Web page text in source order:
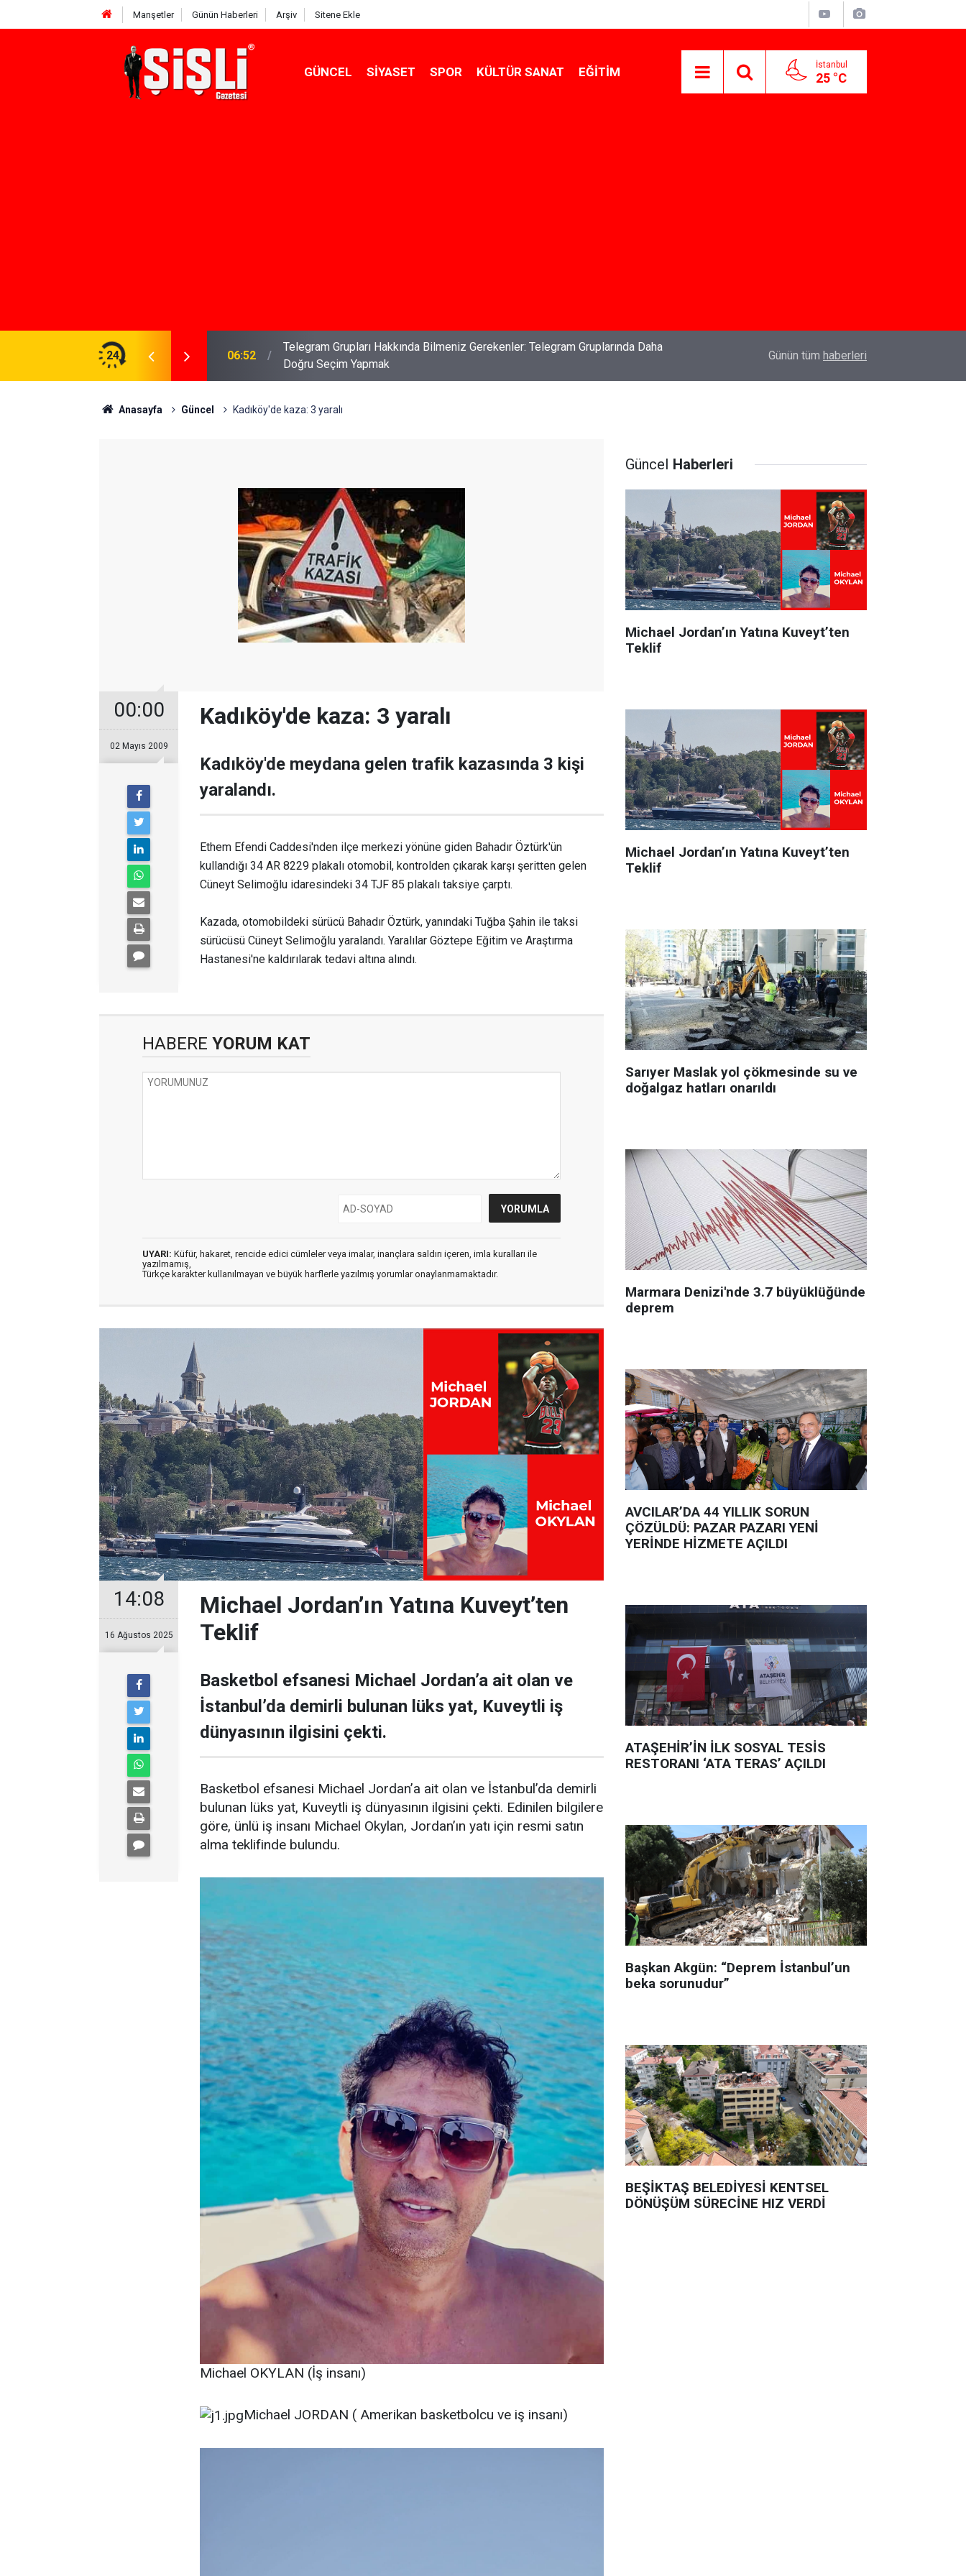
Manşetler Günün Haberleri Arşiv Sitene Ekle
GÜNCEL SIYASET SPOR KÜLTÜR SANAT EĞITIM İstanbul
25 °C
24
Gerekenler: Telegram Gruplarında Daha
04:43 İş Davaları: Haklarınızı Bilmek ve Koruma Altına Almak Özlem Drahyalı Kimdir, Nereli ve Kaç
Günün tüm haberleri
Anasayfa Güncel Kadıköy'de kaza: 3 yaralı
00:00
02 Mayıs 2009
Kadıköy'de kaza: 3 yaralı
Kadıköy'de meydana gelen trafik kazasında 3 kişi
yaralandı.
Ethem Efendi Caddesi'nden ilçe merkezi yönüne giden Bahadır Öztürk'ün
kullandığı 34 AR 8229 plakalı otomobil, kontrolden çıkarak karşı şeritten gelen
Cüneyt Selimoğlu idaresindeki 34 TJF 85 plakalı taksiye çarptı.
Kazada, otomobildeki sürücü Bahadır Öztürk, yanındaki Tuğba Şahin ile taksi
sürücüsü Cüneyt Selimoğlu yaralandı. Yaralılar Göztepe Eğitim ve Araştırma
Hastanesi'ne kaldırılarak tedavi altına alındı.
HABERE YORUM KAT
UYARI: Küfür, hakaret, rencide edici cümleler veya imalar, inançlara saldırı içeren, imla kuralları ile
yazılmamış,
Türkçe karakter kullanılmayan ve büyük harflerle yazılmış yorumlar onaylanmamaktadır.
14:08
16 Ağustos 2025
Michael Jordan’ın Yatına Kuveyt’ten
Teklif
Basketbol efsanesi Michael Jordan’a ait olan ve
İstanbul’da demirli bulunan lüks yat, Kuveytli iş
dünyasının ilgisini çekti.
Basketbol efsanesi Michael Jordan’a ait olan ve İstanbul’da demirli
bulunan lüks yat, Kuveytli iş dünyasının ilgisini çekti. Edinilen bilgilere
göre, ünlü iş insanı Michael Okylan, Jordan’ın yatı için resmi satın
alma teklifinde bulundu.
Michael OKYLAN (İş insanı)
Michael JORDAN ( Amerikan basketbolcu ve iş insanı)
Güncel Haberleri
Michael Jordan’ın Yatına Kuveyt’ten
Teklif
Michael Jordan’ın Yatına Kuveyt’ten
Teklif
Sarıyer Maslak yol çökmesinde su ve
doğalgaz hatları onarıldı
Marmara Denizi'nde 3.7 büyüklüğünde
deprem
AVCILAR’DA 44 YILLIK SORUN
ÇÖZÜLDÜ: PAZAR PAZARI YENİ
YERİNDE HİZMETE AÇILDI
ATAŞEHİR’İN İLK SOSYAL TESİS
RESTORANI ‘ATA TERAS’ AÇILDI
Başkan Akgün: “Deprem İstanbul’un
beka sorunudur”
BEŞİKTAŞ BELEDİYESİ KENTSEL
DÖNÜŞÜM SÜRECİNE HIZ VERDİ